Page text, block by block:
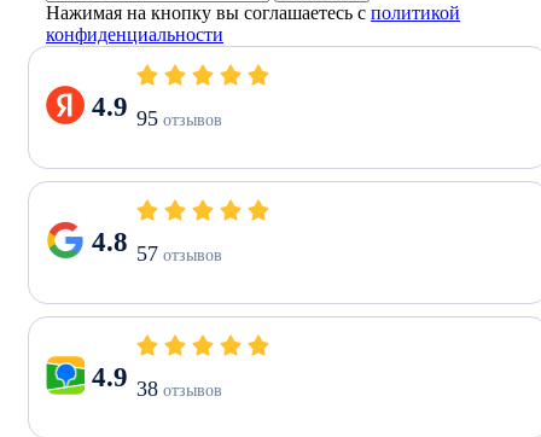
Нажимая на кнопку вы соглашаетесь с политикой
конфиденциальности
4.9 95 отзывов
4.8 57 отзывов
4.9 38 отзывов